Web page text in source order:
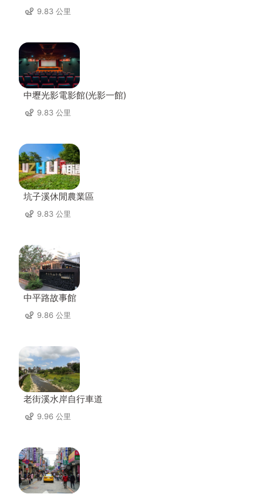
9.83 公里
中壢光影電影館(光影一館)
9.83 公里
坑子溪休閒農業區
9.83 公里
中平路故事館
9.86 公里
老街溪水岸自行車道
9.96 公里